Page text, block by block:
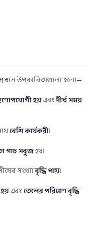
প্রধান উপকারিতাগুলো হলো—
হয়এবংদীর্ঘ সময়
বেশি কার্যকরী।
গাঢ় সবুজহয়।
সংখ্যাবৃদ্ধি পায়।
এবংতেলের পরিমাণ বৃদ্ধি